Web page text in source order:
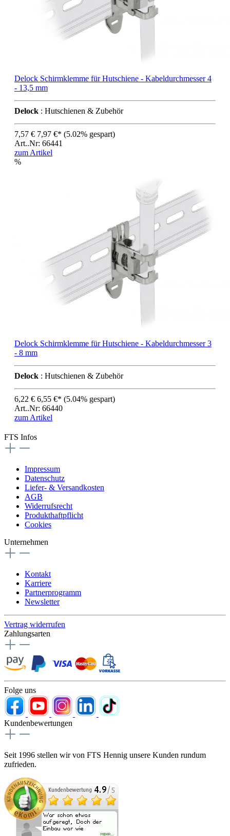
Delock Schirmklemme für Hutschiene - Kabeldurchmesser 4
- 13,5 mm
Delock : Hutschienen & Zubehör
7,57 € 7,97 €* (5.02% gespart)
Art..Nr: 66441
zum Artikel
%
Delock Schirmklemme für Hutschiene - Kabeldurchmesser 3
- 8 mm
Delock : Hutschienen & Zubehör
6,22 € 6,55 €* (5.04% gespart)
Art..Nr: 66440
zum Artikel
FTS Infos
Impressum
Datenschutz
Liefer- & Versandkosten
AGB
Widerrufsrecht
Produkthaftpflicht
Cookies
Unternehmen
Kontakt
Karriere
Partnerprogramm
Newsletter
Vertrag widerrufen
Zahlungsarten
Folge uns
Kundenbewertungen
Seit 1996 stellen wir von FTS Hennig unsere Kunden rundum
zufrieden.